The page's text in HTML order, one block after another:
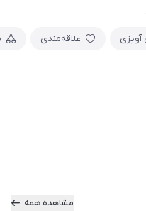
آویزی علاقه‌مندی
مشاهده همه